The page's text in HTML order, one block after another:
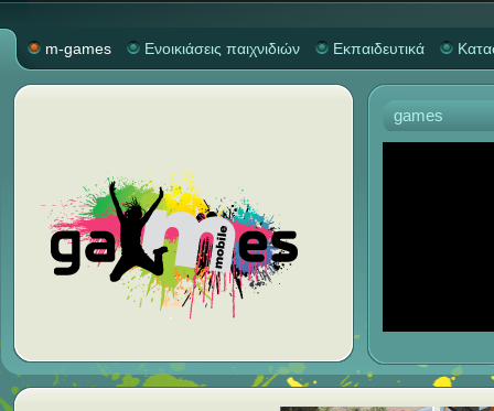
m-games Ενοικιάσεις παιχνιδιών Εκπαιδευτικά
games